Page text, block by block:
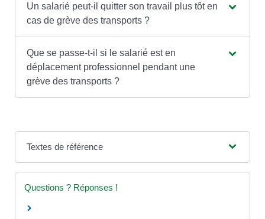
Un salarié peut-il quitter son travail plus tôt en
cas de grève des transports ?
Que se passe-t-il si le salarié est en
déplacement professionnel pendant une
grève des transports ?
Textes de référence
Questions ? Réponses !